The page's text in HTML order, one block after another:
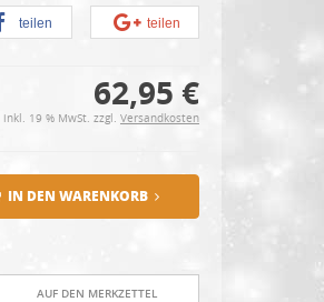
teilen teilen
62,95 €
inkl. 19 % MwSt. zzgl. Versandkosten
IN DEN WARENKORB